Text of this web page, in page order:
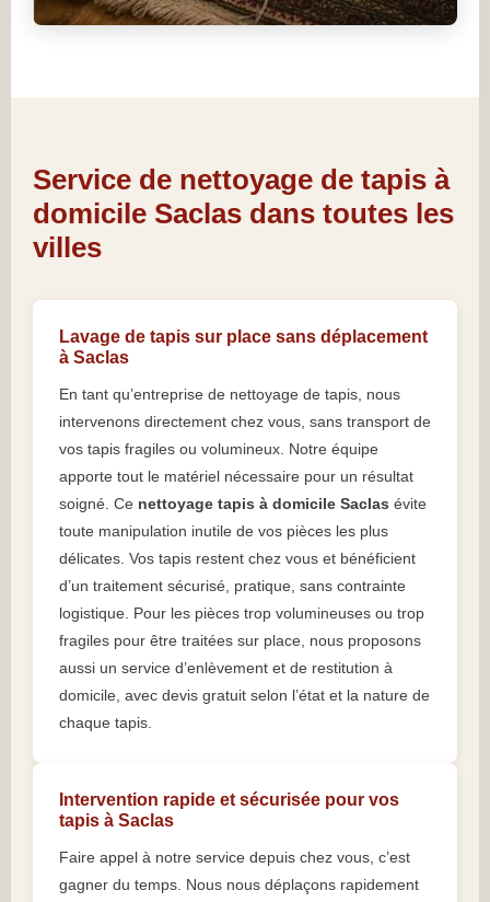
Service de nettoyage de tapis à
domicile Saclas dans toutes les
villes
Lavage de tapis sur place sans déplacement
à Saclas
En tant qu’entreprise de nettoyage de tapis, nous
intervenons directement chez vous, sans transport de
vos tapis fragiles ou volumineux. Notre équipe
apporte tout le matériel nécessaire pour un résultat
soigné. Ce nettoyage tapis à domicile Saclas évite
toute manipulation inutile de vos pièces les plus
délicates. Vos tapis restent chez vous et bénéficient
d’un traitement sécurisé, pratique, sans contrainte
logistique. Pour les pièces trop volumineuses ou trop
fragiles pour être traitées sur place, nous proposons
aussi un service d’enlèvement et de restitution à
domicile, avec devis gratuit selon l’état et la nature de
chaque tapis.
Intervention rapide et sécurisée pour vos
tapis à Saclas
Faire appel à notre service depuis chez vous, c’est
gagner du temps. Nous nous déplaçons rapidement